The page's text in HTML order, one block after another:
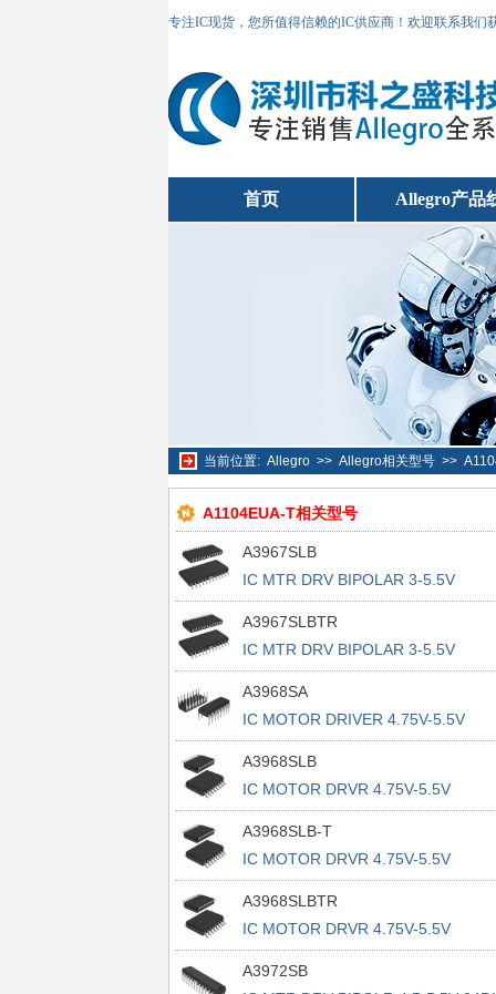
专注IC现货，您所值得信赖的IC供应商！欢迎联系我们
首页 Allegro产品
当前位置: Allegro>> Allegro相关型号>>
A1104EUA-T相关型号
A3967SLB
IC MTR DRV BIPOLAR 3-5.5V
24SOIC
A3967SLBTR
IC MTR DRV BIPOLAR 3-5.5V
24SOIC
A3968SA
IC MOTOR DRIVER 4.75V-5.5V
16DIP
A3968SLB
IC MOTOR DRVR 4.75V-5.5V
16SOIC
A3968SLB-T
IC MOTOR DRVR 4.75V-5.5V
16SOIC
A3968SLBTR
IC MOTOR DRVR 4.75V-5.5V
16SOIC
A3972SB